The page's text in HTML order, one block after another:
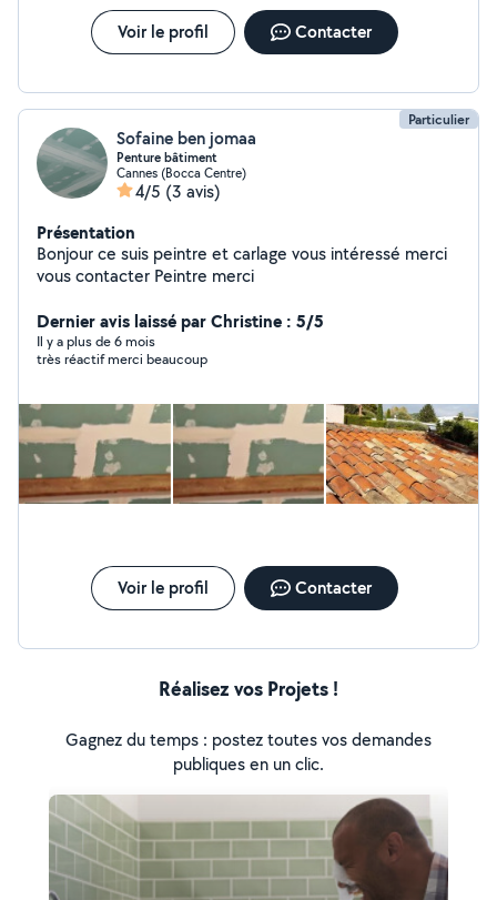
Voir le profil Contacter
Particulier
Sofaine ben jomaa
Penture bâtiment
Cannes (Bocca Centre)
4/5 (3 avis)
Présentation
Bonjour ce suis peintre et carlage vous intéressé merci
vous contacter Peintre merci
Dernier avis laissé par Christine : 5/5
Il y a plus de 6 mois
très réactif merci beaucoup
Voir le profil Contacter
Réalisez vos Projets !
Gagnez du temps : postez toutes vos demandes
publiques en un clic.